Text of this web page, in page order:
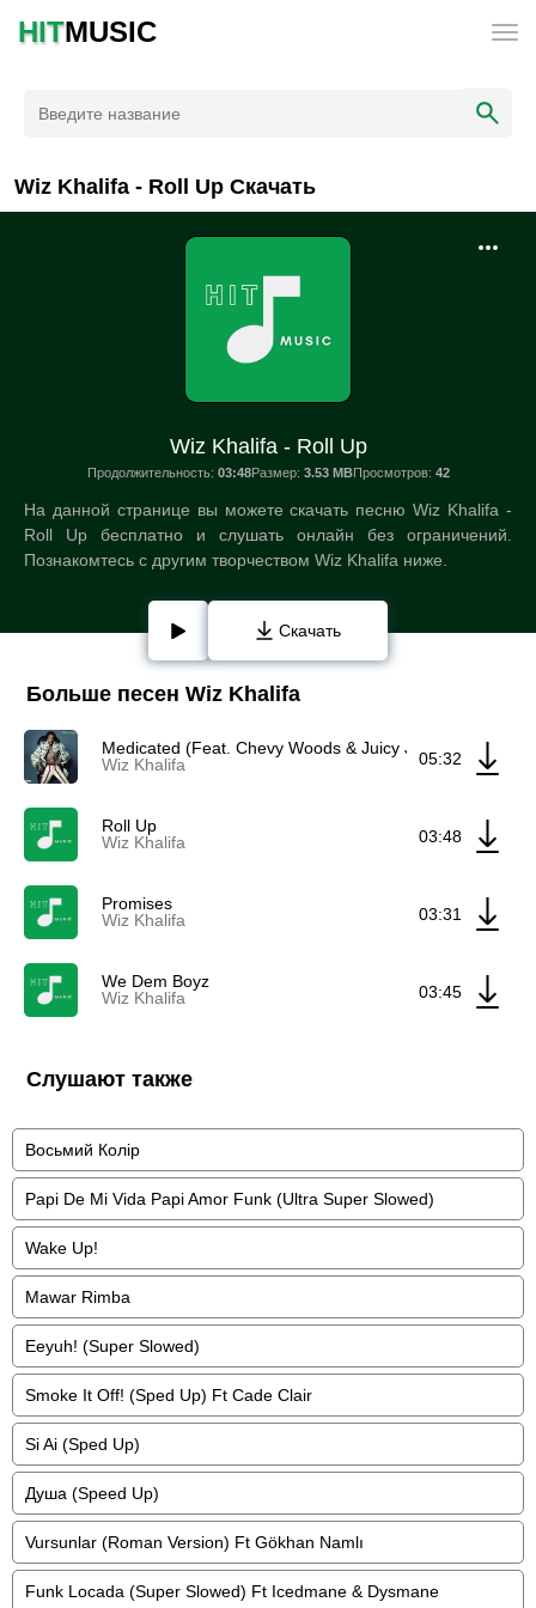
HITMUSIC
Wiz Khalifa - Roll Up Скачать
Wiz Khalifa - Roll Up
Продолжительность: 03:48Размер: 3.53 MBПросмотров: 42
На данной странице вы можете скачать песню Wiz Khalifa -
Roll Up бесплатно и слушать онлайн без ограничений.
Познакомтесь с другим творчеством Wiz Khalifa ниже.
Скачать
Больше песен Wiz Khalifa
Medicated (Feat. Chevy Woods & Juicy J)
Wiz Khalifa
05:32
Roll Up
Wiz Khalifa
03:48
Promises
Wiz Khalifa
03:31
We Dem Boyz
Wiz Khalifa
03:45
Слушают также
Восьмий Колір
Papi De Mi Vida Papi Amor Funk (Ultra Super Slowed)
Wake Up!
Mawar Rimba
Eeyuh! (Super Slowed)
Smoke It Off! (Sped Up) Ft Cade Clair
Si Ai (Sped Up)
Душа (Speed Up)
Vursunlar (Roman Version) Ft Gökhan Namlı
Funk Locada (Super Slowed) Ft Icedmane & Dysmane